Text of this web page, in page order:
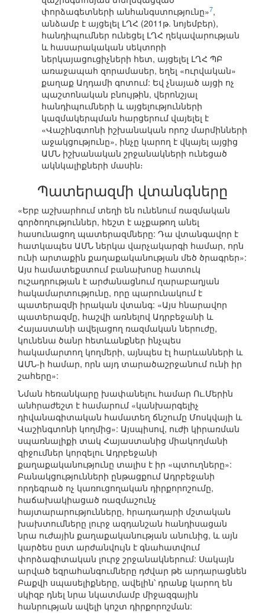
փորձագետների անհանգստությունը»7,
անձամբ է այցելել ԼՂՀ (2011թ. նոյեմբեր),
հանդիպումներ ունեցել ԼՂՀ ղեկավարության
և հասարակական սեկտորի
ներկայացուցիչների հետ, այցելել ԼՂՀ ՊԲ
առաջապահ զորամասեր, եղել «ուրվական»
քաղաք Աղդամի գոտում: Եվ չնայած այցի ոչ
պաշտոնական բնույթին, վերոնշյալ
հանդիպումների և այցելությունների
կազմակերպման հարցերում վայելել է
«Վաշինգտոնի իշխանական որոշ մարմինների
աջակցությունը», ինչը կարող է վկայել այցից
ԱՄՆ իշխանական շրջանակների ունեցած
ակնկալիքների մասին։
Պատերազմի վտանգները
«Երբ աշխարհում տեղի են ունենում ռազմական
գործողություններ, հեշտ է աչքաթող անել
հասունացող պատերազմները: Դա վտանգավոր է
հատկապես ԱՄՆ ներկա վարչակարգի համար, որն
ունի արտաքին քաղաքականության մեծ ծրագրեր»:
Այս համատեքստում բանախոսը հատուկ
ուշադրության է արժանացնում ղարաբաղյան
հակամարտությունը, որը պարունակում է
պատերազմի իրական վտանգ: «Այս հնարավոր
պատերազմը, հաշվի առնելով Ադրբեջանի և
Հայաստանի ավելացող ռազմական ներուժը,
կունենա ծանր հետևանքներ ինչպես
հակամարտող կողմերի, այնպես էլ հարևանների և
ԱՄՆ-ի համար, որն այդ տարածաշրջանում ունի իր
շահերը»:
Նման հեռանկարը խափանելու համար Ու.Մերին
անհրաժեշտ է համարում «կանխարգելիչ
դիվանագիտական համատեղ ճնշումը Մոսկվայի և
Վաշինգտոնի կողմից»: Այսպիսով, ուժի կիրառման
սպառնալիքի տակ Հայաստանից միակողմանի
զիջումներ կորզելու Ադրբեջանի
քաղաքականությունը տալիս է իր «պտուղները»:
Բանակցությունների ընթացքում Ադրբեջանի
որդեգրած ոչ կառուցողական դիրքորոշումը,
հաճախակիացած ռազմաշունչ
հայտարարությունները, հրադադարի մշտական
խախտումները լուրջ ազդանշան հանդիսացան
նրա ուժային քաղաքականության անունից, և այն
կարծես ըստ արժանվույն է գնահատվում
փորձագիտական լուրջ շրջանակներում: Սակայն
արված եզրահանգումները դժվար թե արդարացնեն
Բաքվի սպասելիքները, ավելին՝ դրանք կարող են
սկիզբ դնել նրա նկատմամբ միջազգային
հանրության ավելի կոշտ դիրքորոշման: